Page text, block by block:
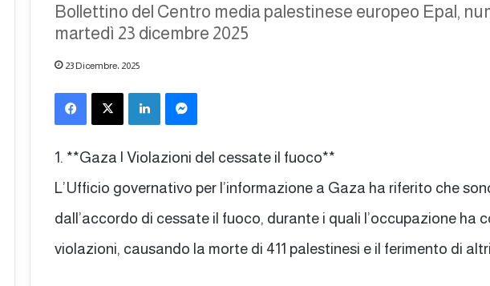
Bollettino del Centro media palestinese europeo Epal,
martedì 23 dicembre 2025
23 Dicembre، 2025
Facebook X LinkedIn
1. **Gaza | Violazioni del cessate il fuoco**
L’Ufficio governativo per l’informazione a Gaza ha riferito che
dall’accordo di cessate il fuoco, durante i quali l’occupazione ha
violazioni, causando la morte di 411 palestinesi e il ferimento di altri